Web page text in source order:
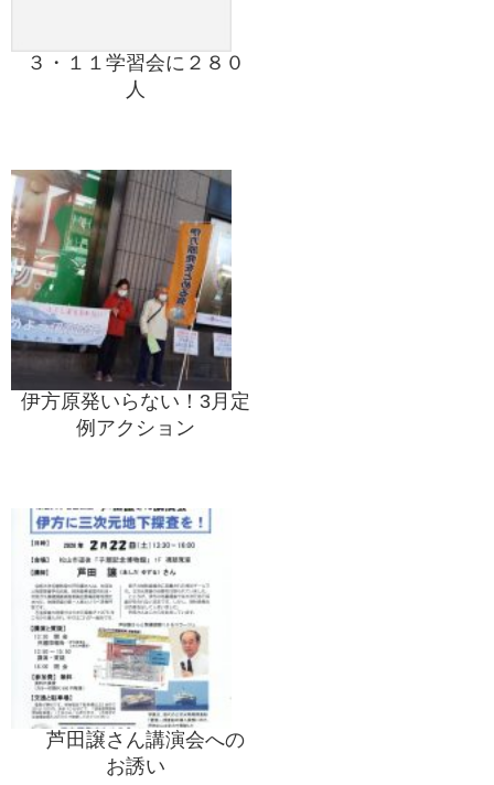
３・１１学習会に２８０
人
伊方原発いらない！3月定
例アクション
芦田譲さん講演会への
お誘い